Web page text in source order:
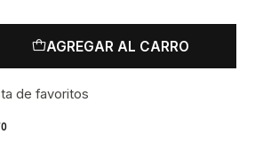
AGREGAR AL CARRO
de favoritos